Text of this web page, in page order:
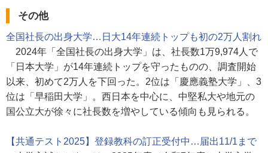
その他
全国社長の出身大学…日大14年連続トップも初の2万人割れ
2024年「全国社長の出身大学」は、社長数1万9,974人で
「日本大学」が14年連続トップを守ったものの、調査開始
以来、初めて2万人を下回った。2位は「慶應義塾大学」、3
位は「早稲田大学」。西日本を中心に、中堅私大や地元の
国公立大が徐々に社長数を増やしている傾向も見られる。
【共通テスト2025】登録教科の訂正受付中…届出11/1まで